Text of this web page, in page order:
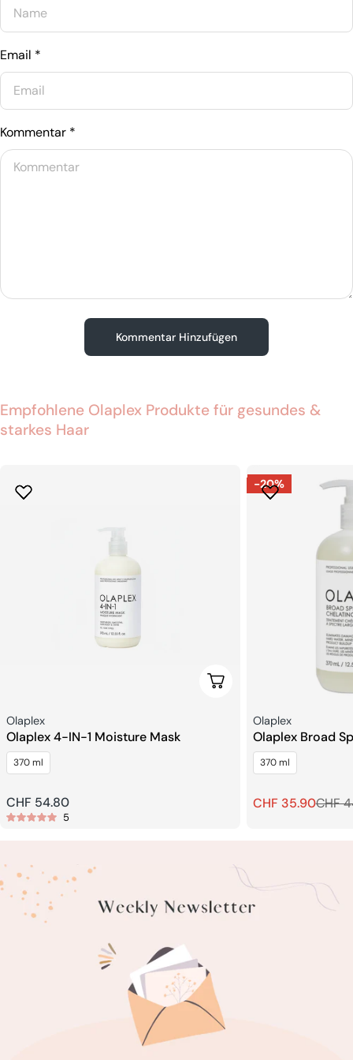
Email *
Kommentar *
Empfohlene Olaplex Produkte für gesundes &
starkes Haar
In Den Warenkorb
Verkäufer:
Olaplex
Olaplex 4-IN-1 Moisture Mask
370 ml
Regulärer
Preis
CHF 54.80
5
-20%
Verkäufer:
Olaplex
Olaplex Broad
treatment
370 ml
Verkaufspreis
CHF 35.90
Regulärer CHF